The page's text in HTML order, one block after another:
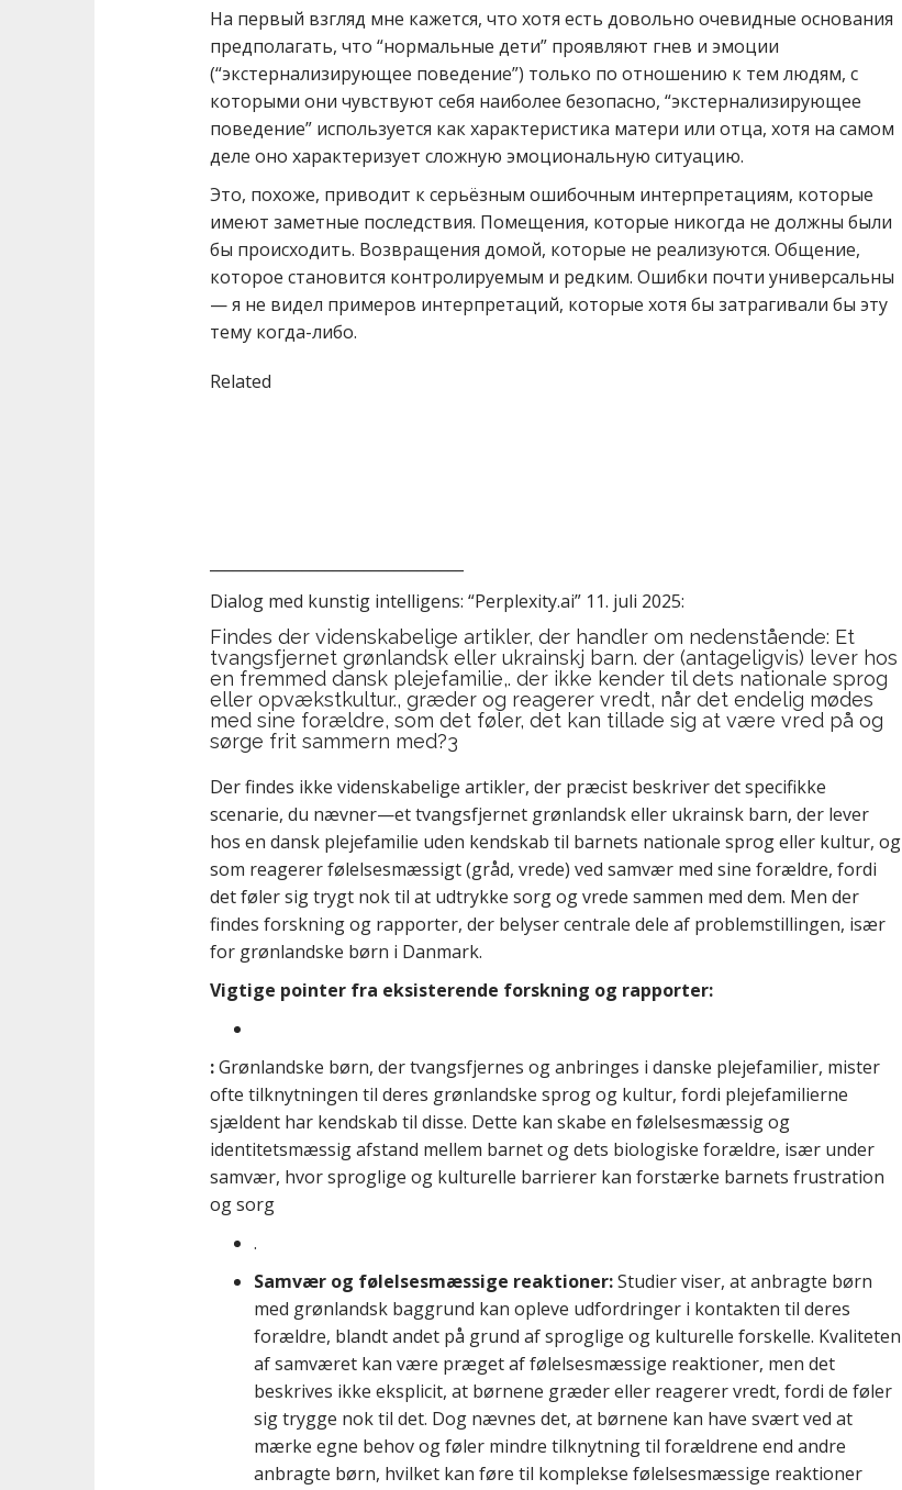
На первый взгляд мне кажется, что хотя есть довольно очевидные основания
предполагать, что “нормальные дети” проявляют гнев и эмоции
(“экстернализирующее поведение”) только по отношению к тем людям, с
которыми они чувствуют себя наиболее безопасно, “экстернализирующее
поведение” используется как характеристика матери или отца, хотя на самом
деле оно характеризует сложную эмоциональную ситуацию.
Это, похоже, приводит к серьёзным ошибочным интерпретациям, которые
имеют заметные последствия. Помещения, которые никогда не должны были
бы происходить. Возвращения домой, которые не реализуются. Общение,
которое становится контролируемым и редким. Ошибки почти универсальны
— я не видел примеров интерпретаций, которые хотя бы затрагивали бы эту
тему когда-либо.
Related
Dialog med kunstig intelligens: “Perplexity.ai” 11. juli 2025:
Findes der videnskabelige artikler, der handler om nedenstående: Et
tvangsfjernet grønlandsk eller ukrainskj barn. der (antageligvis) lever hos
en fremmed dansk plejefamilie,. der ikke kender til dets nationale sprog
eller opvækstkultur., græder og reagerer vredt, når det endelig mødes
med sine forældre, som det føler, det kan tillade sig at være vred på og
sørge frit sammern med?3
Der findes ikke videnskabelige artikler, der præcist beskriver det specifikke
scenarie, du nævner—et tvangsfjernet grønlandsk eller ukrainsk barn, der lever
hos en dansk plejefamilie uden kendskab til barnets nationale sprog eller kultur, og
som reagerer følelsesmæssigt (gråd, vrede) ved samvær med sine forældre, fordi
det føler sig trygt nok til at udtrykke sorg og vrede sammen med dem. Men der
findes forskning og rapporter, der belyser centrale dele af problemstillingen, især
for grønlandske børn i Danmark.
Vigtige pointer fra eksisterende forskning og rapporter:
:Grønlandske børn, der tvangsfjernes og anbringes i danske plejefamilier, mister
ofte tilknytningen til deres grønlandske sprog og kultur, fordi plejefamilierne
sjældent har kendskab til disse. Dette kan skabe en følelsesmæssig og
identitetsmæssig afstand mellem barnet og dets biologiske forældre, især under
samvær, hvor sproglige og kulturelle barrierer kan forstærke barnets frustration
og sorg
.
Samvær og følelsesmæssige reaktioner:Studier viser, at anbragte børn
med grønlandsk baggrund kan opleve udfordringer i kontakten til deres
forældre, blandt andet på grund af sproglige og kulturelle forskelle. Kvaliteten
af samværet kan være præget af følelsesmæssige reaktioner, men det
beskrives ikke eksplicit, at børnene græder eller reagerer vredt, fordi de føler
sig trygge nok til det. Dog nævnes det, at børnene kan have svært ved at
mærke egne behov og føler mindre tilknytning til forældrene end andre
anbragte børn, hvilket kan føre til komplekse følelsesmæssige reaktioner